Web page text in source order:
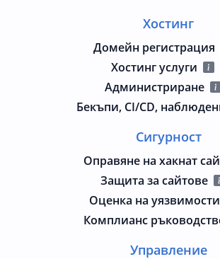
Хостинг
Домейн регистрация
Хостинг услуги
Администриране
Бекъпи, CI/CD,
Сигурност
Оправяне на хакнат
Защита за сайтове
Оценка на уязвимости
Комплианс
Управление